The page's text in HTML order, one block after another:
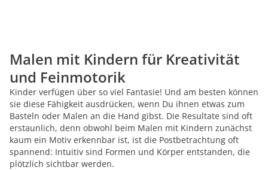
Malen mit Kindern für Kreativität
und Feinmotorik
Kinder verfügen über so viel Fantasie! Und am besten können
sie diese Fähigkeit ausdrücken, wenn Du ihnen etwas zum
Basteln oder Malen an die Hand gibst. Die Resultate sind oft
erstaunlich, denn obwohl beim Malen mit Kindern zunächst
kaum ein Motiv erkennbar ist, ist die Postbetrachtung oft
spannend: Intuitiv sind Formen und Körper entstanden, die
plötzlich sichtbar werden.